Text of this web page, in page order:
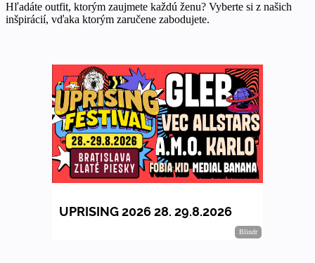
Hľadáte outfit, ktorým zaujmete každú ženu? Vyberte si z našich
inšpirácií, vďaka ktorým zaručene zabodujete.